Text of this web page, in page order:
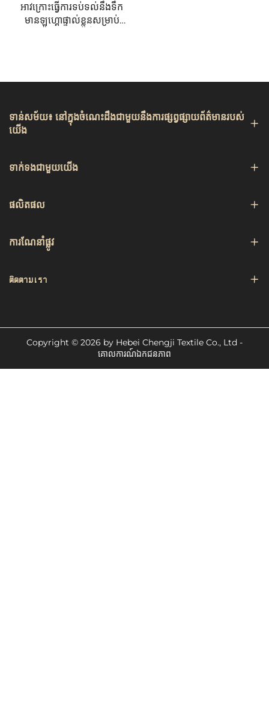
ដង្ហើមបាននៃសារធាតុ Taslon ជួយការពារការកើនឡើងនូវកំដៅ
ស្លៀកពាក់រយៈពេលយូរក៏ដោយ។
ធន់នឹងការប្រឡាក់ និងងាយស្អាត
គុណសម្បត្តិសំខាន់មួយទៀតនៃអាវការពារដែលផ្សេងៗគ្នាដែល
ធាតុនេះមានលក្ខណៈទប់ទល់នឹងទឹក សារធាតុរាវ និងប្រេងមានសារ
សារធាតុប្រឡាក់ និងសារធាតុរាវដែលបាក់បែក។ សារធាតុ Taslon
ការលាង និងសម្អាតអាវការពារ។ នេះធ្វើឱ្យវាក្លាយជាជម្រើសល្អបំផុត
សម្រាប់បរិយាកាសធ្វើការដែលមានល្បឿនលឿន ដែលអាវការពារ
និងសារធាតុផ្សេងៗទៀត។
ទាន់សម័យ និងស្អាត ដែលអាចប៉ះគ្នាបានជាមួយបរិយាកាសអាជីវ
កម្មណាមួយ។ សារធាតុនេះមានផ្ទៃរាបស្មើ ហើយមានជាច្រើនពណ៌
ដែលធ្វើការជាអ្នករាល់គ្នាដែល
ធ្វើក......
អាវក្រោះធ្វើការទប់ទល់នឹងទឹក
មានឡូហ្គោផ្ទាល់ខ្លួនសម្រាប់
ទាន់សម័យ៖ នៅក្នុងចំណេះដឹងជាមួយនឹងការផ្សព្វផ្សាយព័ត៌មានរបស់
យើង
ទាក់ទងជាមួយយើង
ផលិតផល
ការ​ណែនាំ​ផ្លូវ
ติดตามเรา
Copyright © 2026 by Hebei Chengji Textile Co., Ltd -
គោលការណ៍ឯកជនភាព